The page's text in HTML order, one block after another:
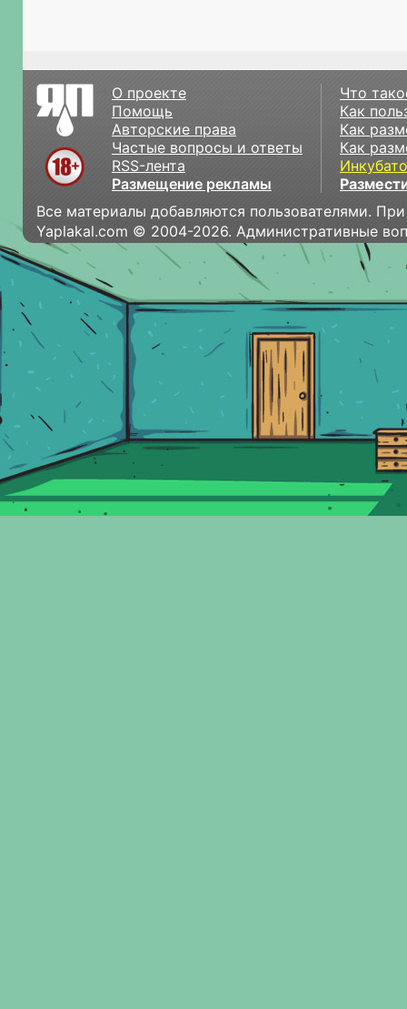
О проекте
Помощь
Авторские права
Частые вопросы и ответы
RSS-лента
Размещение рекламы
Что
Как
Как
Как
Все материалы добавляются пользователями.
Yaplakal.com © 2004-2026. Административные